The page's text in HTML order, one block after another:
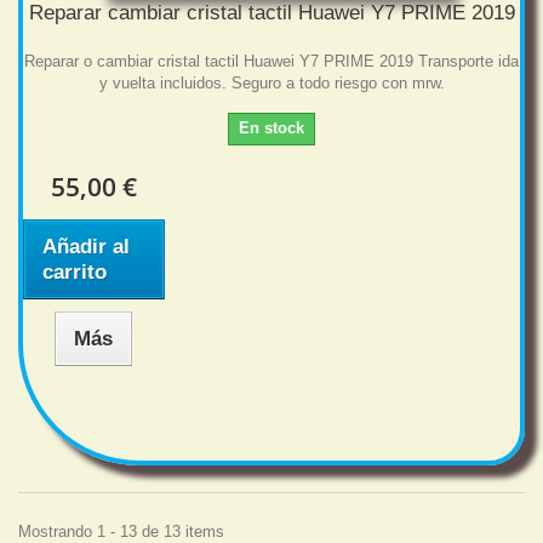
Reparar cambiar cristal tactil Huawei Y7 PRIME 2019
Reparar o cambiar cristal tactil Huawei Y7 PRIME 2019 Transporte ida
y vuelta incluidos. Seguro a todo riesgo con mrw.
En stock
55,00 €
Añadir al
carrito
Más
Mostrando 1 - 13 de 13 items